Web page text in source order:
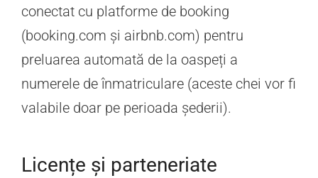
conectat cu platforme de booking
(booking.com și airbnb.com) pentru
preluarea automată de la oaspeți a
numerele de înmatriculare (aceste chei vor fi
valabile doar pe perioada șederii).
Licențe și parteneriate